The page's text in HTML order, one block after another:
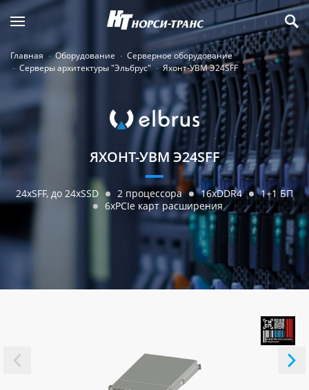
Главная Оборудование
Серверное оборудование
Серверы архитектуры "Эльбрус"
Яхонт-УВМ Э24SFF
ЯХОНТ-УВМ Э24SFF
24xSFF, до 24xSSD 2 процессора 16xDDR4
1+1 БП
6xPCIe карт расширения